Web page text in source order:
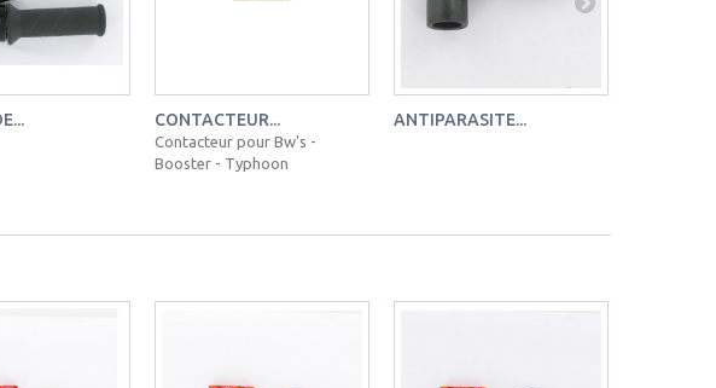
CONTACTEUR...
Contacteur pour Bw's -
Booster - Typhoon
ANTIPARASITE...